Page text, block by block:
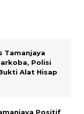
Tamanjaya
Polisi
Alat Hisap
Positif